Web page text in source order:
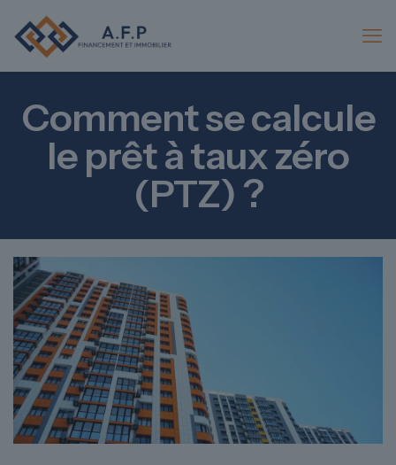
Comment se calcule
le prêt à taux zéro
(PTZ) ?